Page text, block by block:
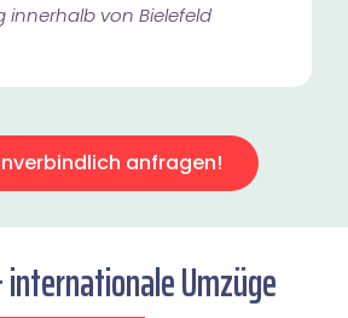
innerhalb von Bielefeld​
anfragen!
Umzüge